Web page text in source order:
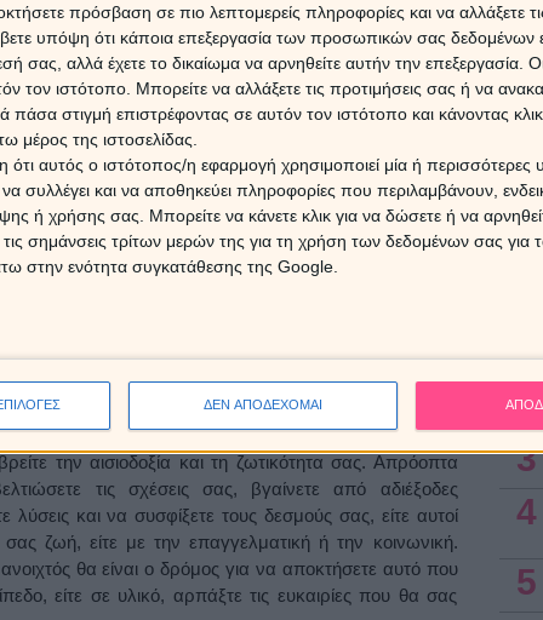
πρόσβαση σε πιο λεπτομερείς πληροφορίες και να αλλάξετε
υπόψη ότι κάποια επεξεργασία των προσωπικών σας δεδομένων
σας, αλλά έχετε το δικαίωμα να αρνηθείτε αυτήν την επεξεργασία.
τον ιστότοπο. Μπορείτε να αλλάξετε τις προτιμήσεις σας ή να
στιγμή επιστρέφοντας σε αυτόν τον ιστότοπο και κάνοντας
μέρος της ιστοσελίδας.
αυτός ο ιστότοπος/η εφαρμογή χρησιμοποιεί μία ή περισσότερες
συλλέγει και να αποθηκεύει πληροφορίες που περιλαμβάνουν,
ή χρήσης σας. Μπορείτε να κάνετε κλικ για να δώσετε ή να
σημάνσεις τρίτων μερών της για τη χρήση των δεδομένων σας
στην ενότητα συγκατάθεσης της Google.
ΔΕΝ ΑΠΟΔΕΧΟΜΑΙ
τα επαγγελματικά 2025:
επαγγελματικής και οικονομικής φύσης. Μέσα στην
ίσως μία καινούργια πόρτα, κάτι από όλα
οι αρνητικές καταστάσεις, για να φύγει η
Νέες προοπτικές θα κάνουν την εμφάνιση τους,
έχουν τη δυνατότητα να προχωρήσουν δημιουργικά και
τους. Οι φιλόδοξοι χαρακτήρες θα μπορέσουν να
δραστηριότητες, ευνοϊκές θα είναι οι συνθήκες για
θα υπάρξουν για να τακτοποιηθούν οι εργασιακές
το θετικό αποτέλεσμα θα απαιτεί συντονισμό,
ΚΡΙΟΣ: ΗΛΙΟΣ
είναι τα συμβάντα που θα προκύψουν μέσα στη νέα
θα προκύψουν καταστάσεις που θα τονώσουν
την αισιοδοξία και τη ζωτικότητα σας. Απρόοπτα
τις σχέσεις σας, βγαίνετε από αδιέξοδες
και να συσφίξετε τους δεσμούς σας, είτε αυτοί
ζωή, είτε με την επαγγελματική ή την κοινωνική.
θα είναι ο δρόμος για να αποκτήσετε αυτό που
είτε σε υλικό, αρπάξτε τις ευκαιρίες που θα σας
7
Οι
για
16/
7
1
2
3
4
5